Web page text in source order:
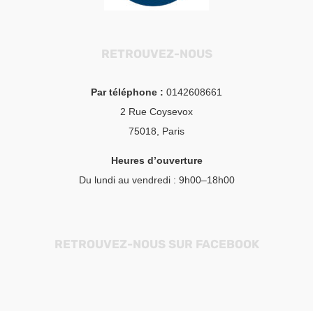
RETROUVEZ-NOUS
Par téléphone : 0142608661
2 Rue Coysevox
75018, Paris
Heures d’ouverture
Du lundi au vendredi : 9h00–18h00
RETROUVEZ-NOUS SUR FACEBOOK